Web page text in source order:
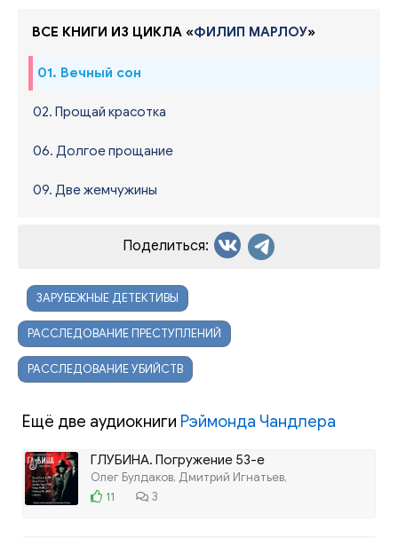
ВСЕ КНИГИ ИЗ ЦИКЛА «ФИЛИП МАРЛОУ»
01. Вечный сон
02. Прощай красотка
06. Долгое прощание
09. Две жемчужины
Поделиться:
ЗАРУБЕЖНЫЕ ДЕТЕКТИВЫ
РАССЛЕДОВАНИЕ ПРЕСТУПЛЕНИЙ
РАССЛЕДОВАНИЕ УБИЙСТВ
Ещё две аудиокниги Рэймонда Чандлера
ГЛУБИНА. Погружение 53-е
Олег Булдаков, Дмитрий Игнатьев,
11
3